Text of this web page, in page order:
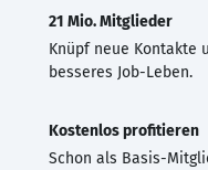
21 Mio. Mitglieder
Knüpf neue Kontakte
besseres Job-Leben.
Kostenlos profitieren
Schon als Basis-